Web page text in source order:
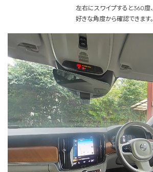
左右にスワイプすると360度、
好きな角度から確認できます。